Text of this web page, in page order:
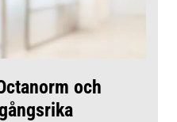
och